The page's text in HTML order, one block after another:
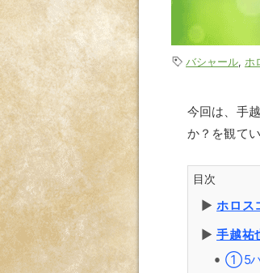
バシャール, ホ
今回は、手
か？を観てい
目次
▶︎ホロス
▶︎手越祐
⚫︎ ① 5ハ